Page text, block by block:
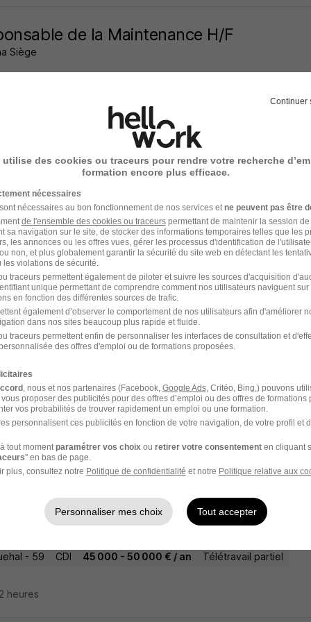
de la Maintenance H/F
Siège
de Relation Grands Comptes et
France
- 59 CDI
heures
de Laboratoire H/F
- 59 CDI 1 970 - 2 270 € / mois
heures
Développeur Développeur
Super recruteur
- 59 CDI 45 000 - 50 000 € / an Télétravail partiel
heures
Continuer
utilise des cookies ou traceurs pour rendre votre recherche
formation encore plus efficace.
nécessaires
nécessaires au bon fonctionnement de nos services et ne peuvent pas être
de l'ensemble des cookies ou traceurspermettant de maintenir la session
sa navigation sur le site, de stocker des informations temporaires telles que les
les annonces ou les offres vues, gérer les processus d'identification de
non, et plus globalement garantir la sécurité du site web en détectant les
violations de sécurité.
traceurs permettent également de piloter et suivre les sources d'acquisition
unique permettant de comprendre comment nos utilisateurs naviguent sur
en fonction des différentes sources de trafic.
également d’observer le comportement de nos utilisateurs afin d'améliorer
dans nos sites beaucoup plus rapide et fluide.
traceurs permettent enfin de personnaliser les interfaces de consultation et
des offres d'emploi ou de formations proposées.
, nous et nos partenaires (Facebook, Google Ads, Critéo, Bing,) pouvons
proposer des publicités pour des offres d’emploi ou des offres de formations
vos probabilités de trouver rapidement un emploi ou une formation.
personnalisent ces publicités en fonction de votre navigation, de votre profil et
tout moment paramétrer vos choix ou retirer votre consentementen cliquant
" en bas de page.
plus, consultez notre Politique de confidentialité et notre Politique relative aux
Personnaliser mes choix Tout accepter